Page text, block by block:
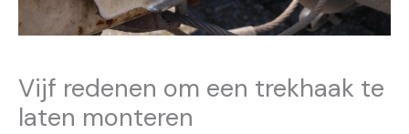
Vijf redenen om een trekhaak te
laten monteren